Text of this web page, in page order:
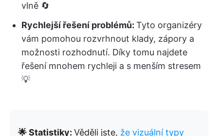
vlně 🔄
Rychlejší řešení problémů: Tyto organizéry
vám pomohou rozvrhnout klady, zápory a
možnosti rozhodnutí. Díky tomu najdete
řešení mnohem rychleji a s menším stresem
💡
🌟 Statistiky: Věděli jste, že vizuální typy